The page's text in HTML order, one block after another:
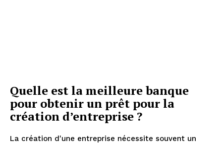
Quelle est la meilleure banque
pour obtenir un prêt pour la
création d’entreprise ?
La création d'une entreprise nécessite souvent un